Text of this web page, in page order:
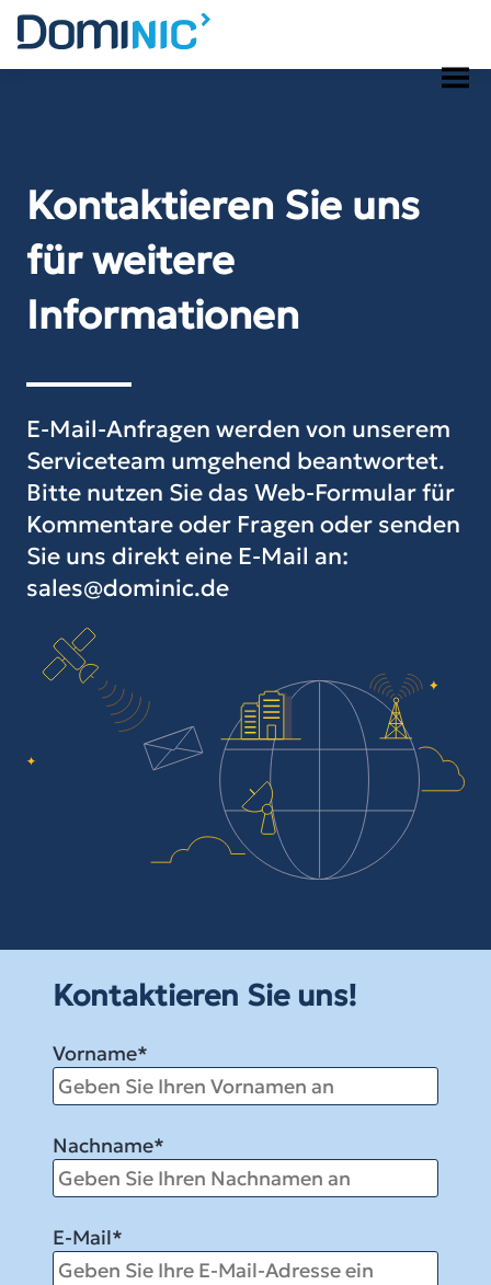
Skip
to
Kontaktieren Sie uns
für weitere
Informationen
E-Mail-Anfragen werden von unserem
Serviceteam umgehend beantwortet.
Bitte nutzen Sie das Web-Formular für
Kommentare oder Fragen oder senden
Sie uns direkt eine E-Mail an:
sales@dominic.de
Kontaktieren Sie uns!
Vorname*
Nachname*
E-Mail*